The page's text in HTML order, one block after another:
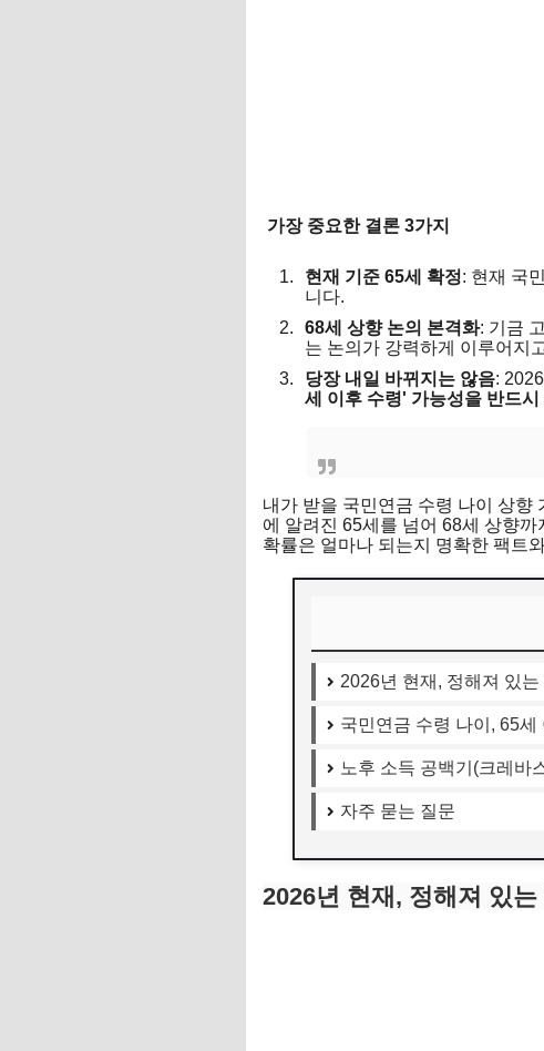
가장 중요한 결론 3가지
현재 기준 65세 확정: 현재 국
니다.
68세 상향 논의 본격화: 기금
는 논의가 강력하게 이루어지
당장 내일 바뀌지는 않음:
세 이후 수령' 가능성을 반드시
내가 받을 국민연금 수령 나이 상향
에 알려진 65세를 넘어 68세 상향
확률은 얼마나 되는지 명확한 팩트
2026년 현재, 정해져 있
국민연금 수령 나이, 65
노후 소득 공백기(크레바
자주 묻는 질문
2026년 현재, 정해져 있